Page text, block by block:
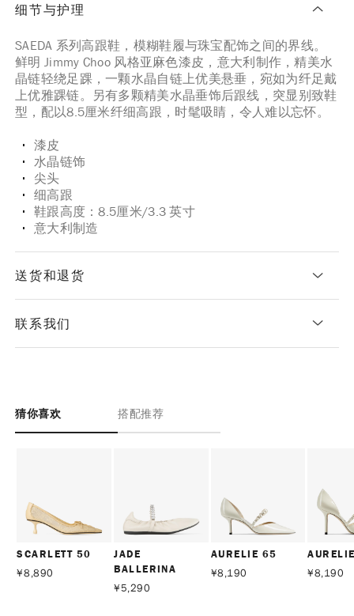
细节与护理
SAEDA 系列高跟鞋，模糊鞋履与珠宝配饰之间的界线。
鲜明 Jimmy Choo 风格亚麻色漆皮，意大利制作，精美水
晶链轻绕足踝，一颗水晶自链上优美悬垂，宛如为纤足戴
上优雅踝链。另有多颗精美水晶垂饰后跟线，突显别致鞋
型，配以8.5厘米纤细高跟，时髦吸睛，令人难以忘怀。
漆皮
水晶链饰
尖头
细高跟
鞋跟高度：8.5厘米/3.3 英寸
意大利制造
送货和退货
联系我们
猜你喜欢 搭配推荐
SCARLETT 50
¥8,890
JADE
BALLERINA
¥5,290
AURELIE 65
¥8,190
¥8,190